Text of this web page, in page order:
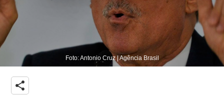
Foto: Antonio Cruz | Agência Brasil
share